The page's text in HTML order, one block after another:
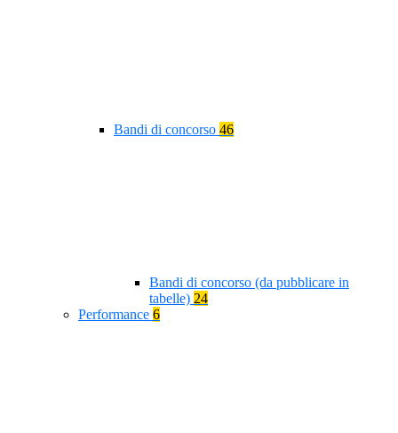
Bandi di concorso 46
Bandi di concorso (da pubblicare in
tabelle) 24
Performance 6